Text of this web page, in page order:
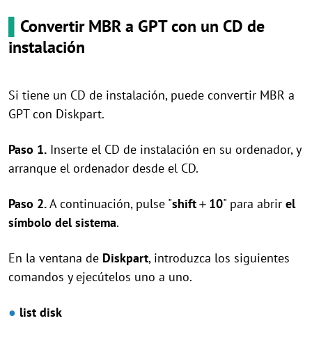
Convertir MBR a GPT con un CD de
instalación
Si tiene un CD de instalación, puede convertir MBR a
GPT con Diskpart.
Paso 1. Inserte el CD de instalación en su ordenador, y
arranque el ordenador desde el CD.
Paso 2.A continuación, pulse "shift＋ 10" para abrir el
símbolo del sistema.
En la ventana de Diskpart, introduzca los siguientes
comandos y ejecútelos uno a uno.
● list disk